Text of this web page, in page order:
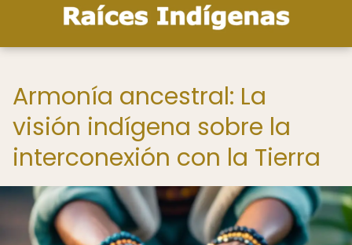
Armonía ancestral: La
visión indígena sobre la
interconexión con la Tierra